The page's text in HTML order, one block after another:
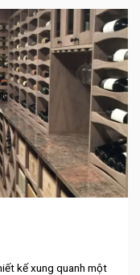
kế xung quanh một